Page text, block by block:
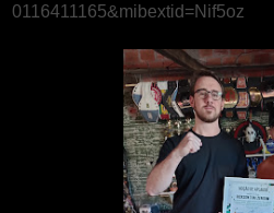
0116411165&mibextid=Nif5oz